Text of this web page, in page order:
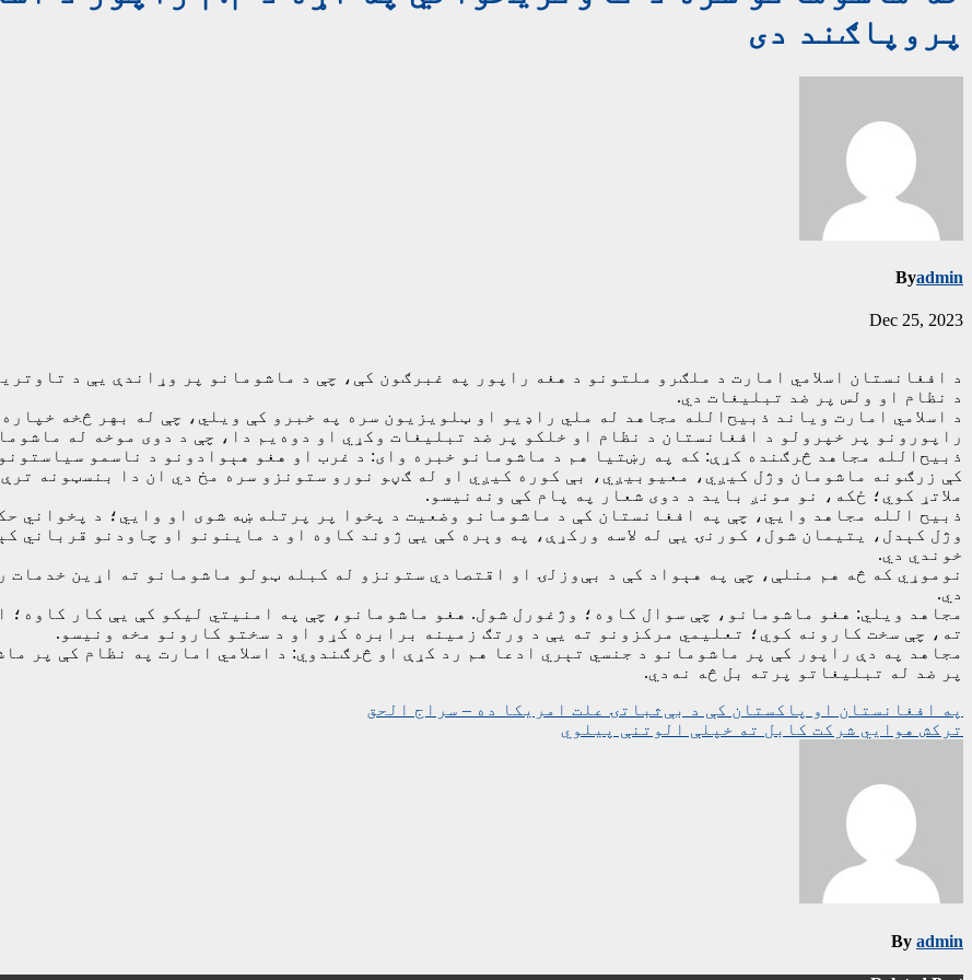
پروپاګند دی
Byadmin
Dec 25, 2023
د نظام او ولس پر ضد تبلیغات دي.
د اسلامي امارت ویاند ذبیح‌الله مجاهد له ملي راډیو او ټلویزیون سره په خبرو کې ویلي، چې له بهر څخه
راپورونو پر خپرولو د افغانستان د نظام او خلکو پر ضد تبليغات وکړي او دوه‌يم دا، چې د دوی موخه له
ذبیح‌الله مجاهد څرګنده کړې: که په رښتیا هم د ماشومانو خبره وای: د غرب او هغو هېوادونو د ناسمو
کې زرګونه ماشومان وژل کیږي، معیوبیږي، بې کوره کیږي او له ګڼو نورو ستونزو سره مخ دي ان دا بنسټونه
ملاتړ کوي؛ ځکه، نو مونږ باید د دوی شعار په پام کې ونه‌نیسو.
وژل کېدل، يتيمان شول، کورنۍ يې له لاسه ورکړې، په وېره کې یې ژوند کاوه او د ماينونو او چاودنو قرباني
خوندي دي.
نوموړي که څه هم منلې، چې په هېواد کې د بې‌وزلۍ او اقتصادي ستونزو له کبله ټولو ماشومانو ته اړین
دي.
مجاهد ویلي: هغو ماشومانو، چې سوال کاوه؛ وژغورل شول. هغو ماشومانو، چې په امنيتي ليکو کې يې کار
ته، چې سخت کارونه کوي؛ تعليمي مرکزونو ته یې د ورتګ زمینه برابره کړو او د سختو کارونو مخه ونيسو.
مجاهد په دې راپور کې پر ماشومانو د جنسي تېري ادعا هم رد کړې او څرګندوي: د اسلامي امارت په نظام کې پر
پر ضد له تبلیغاتو پرته بل څه نه‌دي.
ليکنه
چليدنه
په افغانستان او پاکستان کې د بې‌ثباتۍ علت امریکا ده – سراج الحق
ترکش هوايي شرکت کابل ته خپلې الوتنې پيلوي
By admin